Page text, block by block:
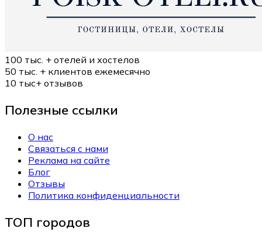
100 тыс. + отелей и хостелов
50 тыс. + клиентов ежемесячно
10 тыс+ отзывов
Полезные ссылки
О нас
Связаться с нами
Реклама на сайте
Блог
Отзывы
Политика конфиденциальности
ТОП городов